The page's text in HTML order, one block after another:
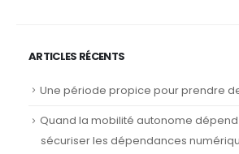
ARTICLES RÉCENTS
Une période propice pour prendre
Quand la mobilité autonome
sécuriser les dépendances